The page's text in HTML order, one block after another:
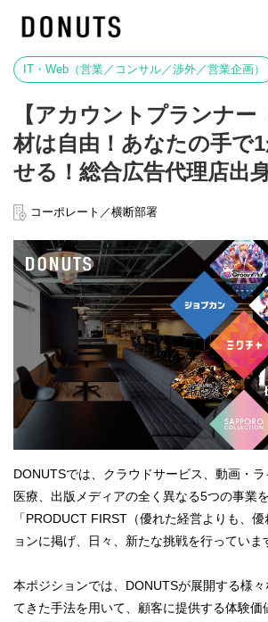
IT・Web（営業／コンサル／渉外／営業企画）
【アカウントプランナー
材は自由！あなたの手で
せる！総合広告代理店出
コーポレート／横断部署
DONUTSでは、クラウドサービス、動画・ラ
医療、出版メディアの全く異なる5つの事業
「PRODUCT FIRST（優れた経営よりも、
ョンに掲げ、日々、新たな挑戦を行っていま
本ポジションでは、DONUTSが展開する様
てきた手法を用いて、顧客に提供する体験価